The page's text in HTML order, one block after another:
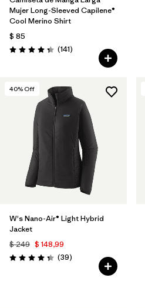
Mujer Long-Sleeved Capilene®
Cool Merino Shirt
$ 85
Valoración: 4.4 / 5
(141Comentarios
)
40% Off
W's Nano-Air® Light Hybrid
Jacket
$ 249 $ 148,99
Valoración: 4.3 / 5
(39Comentarios
)